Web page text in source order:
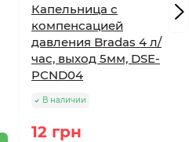
Капельница с
компенсацией
давления Bradas 4 л/
час, выход 5мм, DSE-
PCND04
В наличии
12 грн